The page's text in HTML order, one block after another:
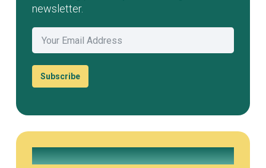
newsletter.
Subscribe
Join our Whatsapp Group